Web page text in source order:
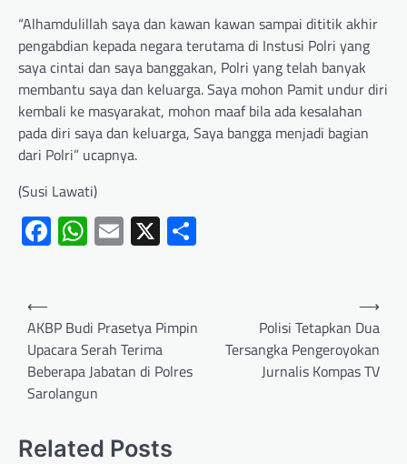
“Alhamdulillah saya dan kawan kawan sampai dititik akhir
pengabdian kepada negara terutama di Instusi Polri yang
saya cintai dan saya banggakan, Polri yang telah banyak
membantu saya dan keluarga. Saya mohon Pamit undur diri
kembali ke masyarakat, mohon maaf bila ada kesalahan
pada diri saya dan keluarga, Saya bangga menjadi bagian
dari Polri” ucapnya.
(Susi Lawati)
Facebook
WhatsApp
Email
X
⟵
AKBP Budi Prasetya Pimpin
Upacara Serah Terima
Beberapa Jabatan di Polres
Sarolangun
Polisi Tetapkan Dua
Tersangka Pengeroyokan
Jurnalis Kompas TV
⟶
Related Posts